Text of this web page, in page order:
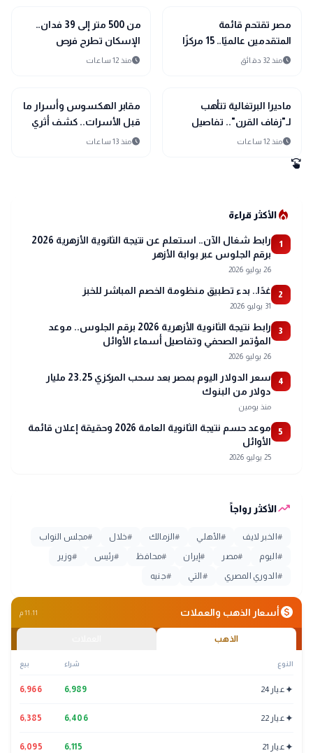
public
الأخبار المحلية
مصر تقتحم قائمة
المتقدمين عالميًا.. 15 مركزًا
جديدًا في حوكمة الذكاء
scheduleمنذ 32 دقائق
public
الأخبار المحلية
من 500 متر إلى 39 فدان..
الإسكان تطرح فرص
scheduleمنذ 12 ساعات
public
الأخبار المحلية
ماديرا البرتغالية تتأهب
لـ"زفاف القرن".. تفاصيل
احتفال كريستيانو رونالدو
scheduleمنذ 12 ساعات
public
الأخبار المحلية
مقابر الهكسوس وأسرار ما
قبل الأسرات.. كشف أثري
جديد يغير تاريخ الدقهلية
scheduleمنذ 13 ساعات
swipe
local_fire_departmentالأكثر قراءة
1
رابط شغال الآن.. استعلم عن نتيجة الثانوية الأزهرية 2026
برقم الجلوس عبر بوابة الأزهر
26 يوليو 2026
2 غدًا.. بدء تطبيق منظومة الخصم المباشر للخبز
31 يوليو 2026
3
رابط نتيجة الثانوية الأزهرية 2026 برقم الجلوس.. موعد
المؤتمر الصحفي وتفاصيل أسماء الأوائل
26 يوليو 2026
4
سعر الدولار اليوم بمصر بعد سحب المركزي 23.25 مليار
دولار من البنوك
منذ يومين
5
موعد حسم نتيجة الثانوية العامة 2026 وحقيقة إعلان قائمة
الأوائل
25 يوليو 2026
trending_upالأكثر رواجاً
# الخبر لايف #الأهلي #الزمالك #خلال #مجلس النواب
# اليوم #مصر #إيران #محافظ #رئيس #وزير
# الدوري المصري # التي #جنيه
monetization_onأسعار الذهب والعملات 11:11 م
الذهب
النوع شراء بيع
✦عيار 24 6,989
6,966
✦عيار 22 6,406
6,385
✦عيار 21 6,115
6,095